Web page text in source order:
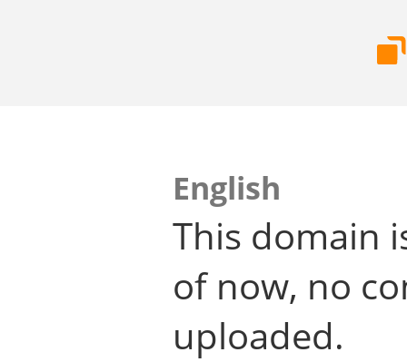
English
This domain
of now, no
uploaded.